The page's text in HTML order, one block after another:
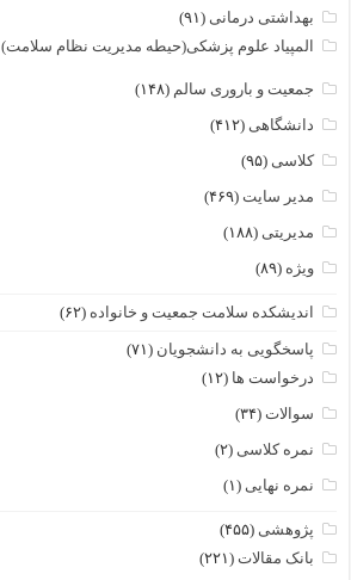
بهداشتی درمانی (۹۱)
المپیاد علوم پزشکی(حیطه مدیریت نظام سلامت)
جمعیت و باروری سالم (۱۴۸)
دانشگاهی (۴۱۲)
کلاسی (۹۵)
مدیر سایت (۴۶۹)
مدیریتی (۱۸۸)
ویژه (۸۹)
اندیشکده سلامت جمعیت و خانواده (۶۲)
پاسخگویی به دانشجویان (۷۱)
درخواست ها (۱۲)
سوالات (۳۴)
نمره کلاسی (۲)
نمره نهایی (۱)
پژوهشی (۴۵۵)
بانک مقالات (۲۲۱)